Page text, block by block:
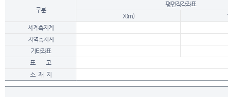
구분
평면직각좌표
X(m)
세계측지계
지역측지계
기타좌표
표 고
소 재 지